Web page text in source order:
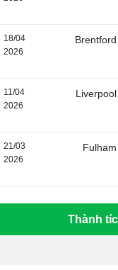
18/04
2026
Brentford
11/04
2026
Liverpool
21/03
2026
Fulham
Thành